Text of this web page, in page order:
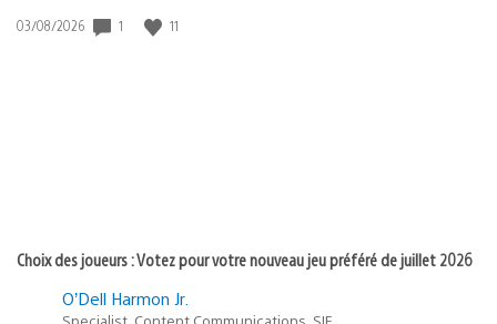
Date
03/08/2026 1 11
Choix des joueurs : Votez pour votre nouveau jeu préféré de juillet 2026
O’Dell Harmon Jr.
Specialist, Content Communications, SIE